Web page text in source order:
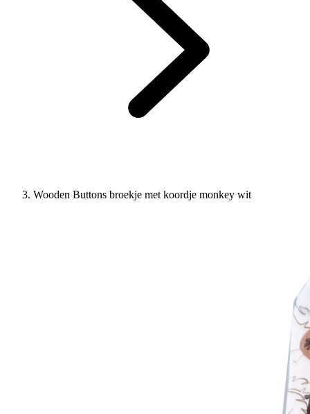
Wooden Buttons broekje met koordje monkey wit